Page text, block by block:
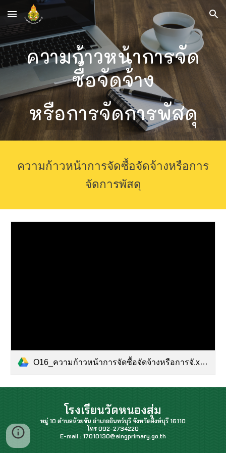
Skip to main content Skip to navigation
ความก้าวหน้าการจัด
ซื้อจัดจ้าง
หรือการจัดการพัสดุ
ความก้าวหน้าการจัดซื้อจัดจ้างหรือการ
จัดการพัสดุ
O16_ความก้าวหน้าการจัดซื้อจัดจ้างหรือการจั.xlsx
โรงเรียนวัดหนองสุ่ม
หมู่ 10 ตำบลห้วยชัน อำเภออินทร์บุรี จังหวัดสิงห์บุรี 16110
โทร 092-2734220
E-mail : 17010130@singprimary.go.th